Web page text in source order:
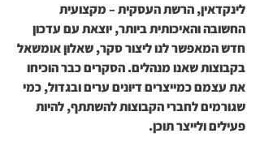
לינקדאין, הרשת העסקית – מקצועית
החשובה והאיכותית ביותר, יוצאת עם עדכון
חדש המאפשר לנו ליצור סקר, שאלון אומשאל
בקבוצות שאנו מנהלים. הסקרים כבר הוכיחו
את עצמם כמייצרים דיונים ערים ובגדול, כמי
שגורמים לחברי הקבוצות להשתתף, להיות
פעילים ולייצר תוכן.